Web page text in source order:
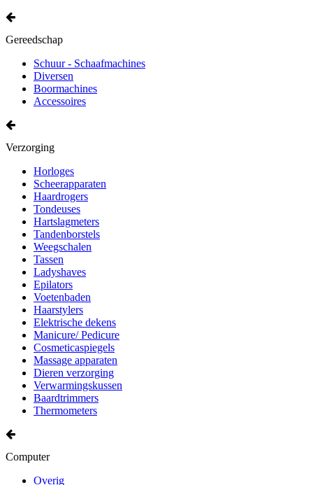
Gereedschap
Schuur - Schaafmachines
Diversen
Boormachines
Accessoires
Verzorging
Horloges
Scheerapparaten
Haardrogers
Tondeuses
Hartslagmeters
Tandenborstels
Weegschalen
Tassen
Ladyshaves
Epilators
Voetenbaden
Haarstylers
Elektrische dekens
Manicure/ Pedicure
Cosmeticaspiegels
Massage apparaten
Dieren verzorging
Verwarmingskussen
Baardtrimmers
Thermometers
Computer
Overig